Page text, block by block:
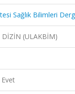
Sağlık Bilimleri
DİZİN (ULAKBİM)
Evet